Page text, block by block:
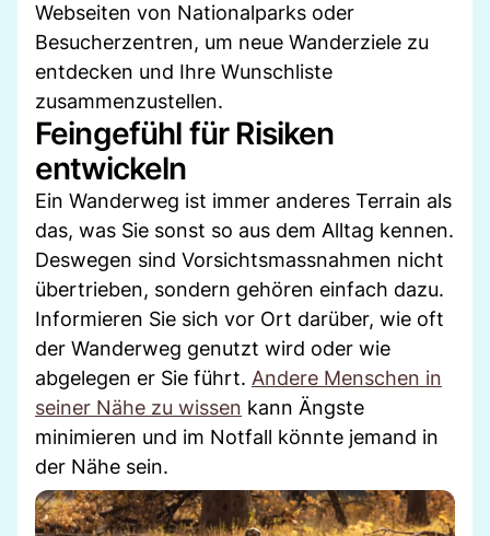
Webseiten von Nationalparks oder
Besucherzentren, um neue Wanderziele zu
entdecken und Ihre Wunschliste
zusammenzustellen.
Feingefühl für Risiken
entwickeln
Ein Wanderweg ist immer anderes Terrain als
das, was Sie sonst so aus dem Alltag kennen.
Deswegen sind Vorsichtsmassnahmen nicht
übertrieben, sondern gehören einfach dazu.
Informieren Sie sich vor Ort darüber, wie oft
der Wanderweg genutzt wird oder wie
abgelegen er Sie führt. Andere Menschen in
seiner Nähe zu wissen kann Ängste
minimieren und im Notfall könnte jemand in
der Nähe sein.